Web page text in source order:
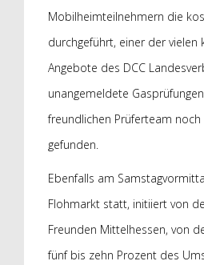
Mobilheimteilnehmern die
durchgeführt, einer der vielen
Angebote des DCC
unangemeldete
freundlichen Prüferteam
gefunden.
Ebenfalls am
Flohmarkt statt, initiiert von
Freunden Mittelhessen, von
fünf bis zehn Prozent des